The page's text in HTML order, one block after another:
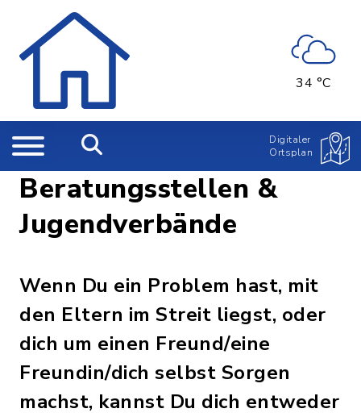
34 °C
Digitaler
Ortsplan
Beratungsstellen &
Jugendverbände
Wenn Du ein Problem hast, mit
den Eltern im Streit liegst, oder
dich um einen Freund/eine
Freundin/dich selbst Sorgen
machst, kannst Du dich entweder